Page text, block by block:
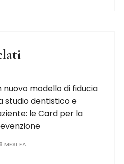
nuovo modello di fiducia
studio dentistico e
le Card per la
8 MESI FA